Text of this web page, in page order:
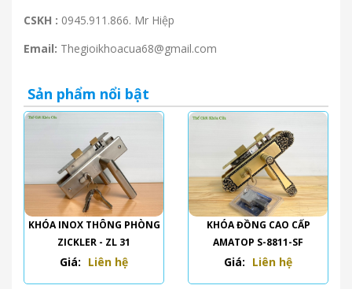
CSKH : 0945.911.866. Mr Hiệp
Email: Thegioikhoacua68@gmail.com
Sản phẩm nổi bật
KHÓA INOX THÔNG PHÒNG
ZICKLER - ZL 31
Giá: Liên hệ
KHÓA ĐỒNG CAO CẤP
AMATOP S-8811-SF
Giá: Liên hệ